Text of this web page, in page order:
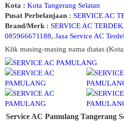
Kota : Kota Tangerang Selatan
Pusat Perbelanjaan : SERVICE AC
Brand/Merk : SERVICE AC
085966671188, Jasa Service AC
Klik masing-masing nama diatas
Service AC Pamulang Tangerang